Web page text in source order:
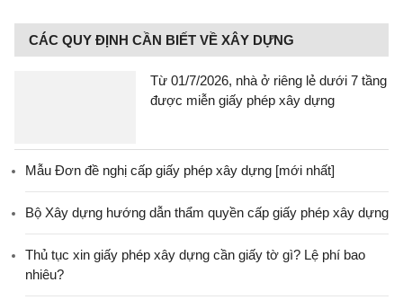
CÁC QUY ĐỊNH CẦN BIẾT VỀ XÂY DỰNG
Từ 01/7/2026, nhà ở riêng lẻ dưới 7 tầng
được miễn giấy phép xây dựng
Mẫu Đơn đề nghị cấp giấy phép xây dựng [mới nhất]
Bộ Xây dựng hướng dẫn thẩm quyền cấp giấy phép xây dựng
Thủ tục xin giấy phép xây dựng cần giấy tờ gì? Lệ phí bao
nhiêu?